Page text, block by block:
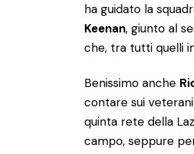
ha guidato la
Keenan, giunto al
che, tra tutti quelli
Benissimo anche
contare sui
quinta rete della
campo, seppure